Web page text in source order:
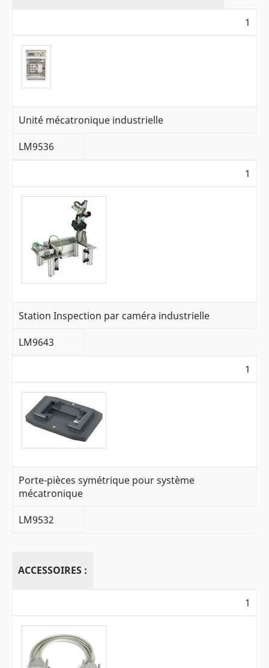
1
Unité mécatronique industrielle
LM9536
1
Station Inspection par caméra industrielle
LM9643
1
Porte-pièces symétrique pour système
mécatronique
LM9532
ACCESSOIRES :
1